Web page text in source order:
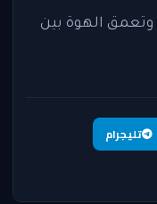
الهوة بين
تليجرام